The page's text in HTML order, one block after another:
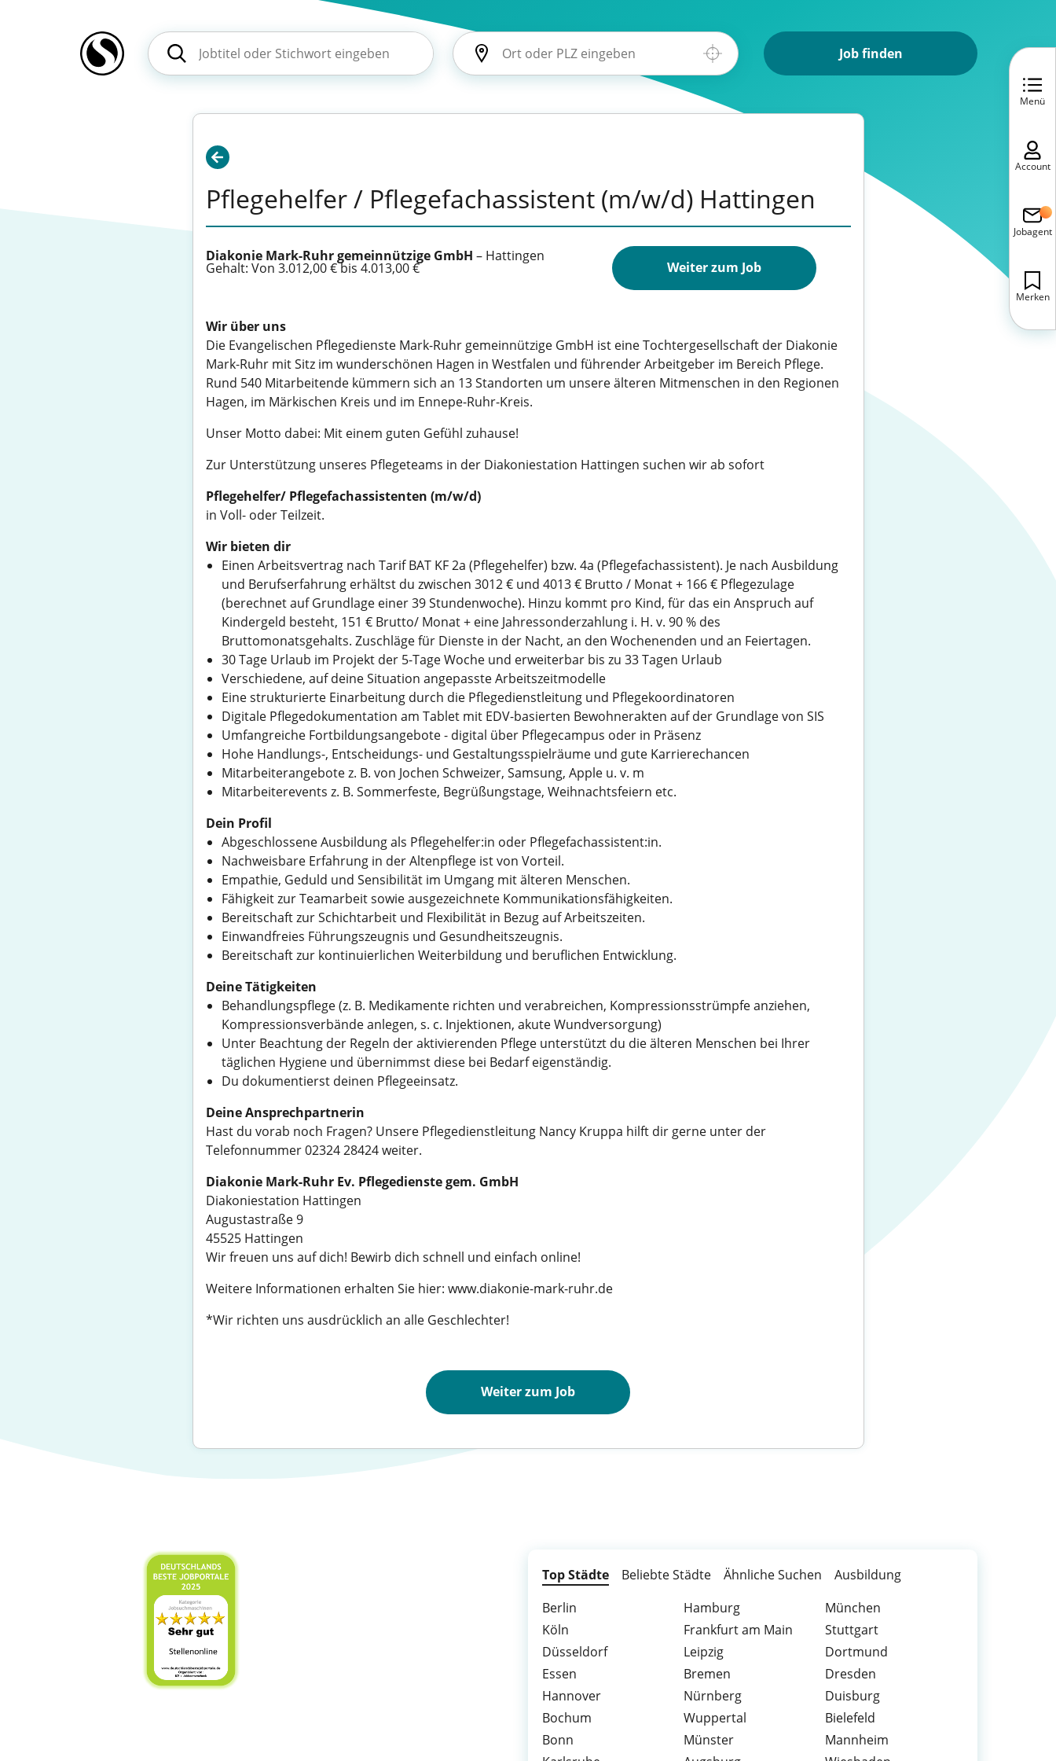
Job finden
Pflegehelfer / Pflegefachassistent (m/w/d) Hattingen
Diakonie Mark-Ruhr gemeinnützige GmbH – Hattingen
Gehalt: Von 3.012,00 € bis 4.013,00 € Weiter zum Job
Wir über uns
Die Evangelischen Pflegedienste Mark-Ruhr gemeinnützige GmbH ist eine Tochtergesellschaft der Diakonie
Mark-Ruhr mit Sitz im wunderschönen Hagen in Westfalen und führender Arbeitgeber im Bereich Pflege.
Rund 540 Mitarbeitende kümmern sich an 13 Standorten um unsere älteren Mitmenschen in den Regionen
Hagen, im Märkischen Kreis und im Ennepe-Ruhr-Kreis.
Unser Motto dabei: Mit einem guten Gefühl zuhause!
Zur Unterstützung unseres Pflegeteams in der Diakoniestation Hattingen suchen wir ab sofort
Pflegehelfer/ Pflegefachassistenten (m/w/d)
in Voll- oder Teilzeit.
Wir bieten dir
Einen Arbeitsvertrag nach Tarif BAT KF 2a (Pflegehelfer) bzw. 4a (Pflegefachassistent). Je nach Ausbildung
und Berufserfahrung erhältst du zwischen 3012 € und 4013 € Brutto / Monat + 166 € Pflegezulage
(berechnet auf Grundlage einer 39 Stundenwoche). Hinzu kommt pro Kind, für das ein Anspruch auf
Kindergeld besteht, 151 € Brutto/ Monat + eine Jahressonderzahlung i. H. v. 90 % des
Bruttomonatsgehalts. Zuschläge für Dienste in der Nacht, an den Wochenenden und an Feiertagen.
30 Tage Urlaub im Projekt der 5-Tage Woche und erweiterbar bis zu 33 Tagen Urlaub
Verschiedene, auf deine Situation angepasste Arbeitszeitmodelle
Eine strukturierte Einarbeitung durch die Pflegedienstleitung und Pflegekoordinatoren
Digitale Pflegedokumentation am Tablet mit EDV-basierten Bewohnerakten auf der Grundlage von SIS
Umfangreiche Fortbildungsangebote - digital über Pflegecampus oder in Präsenz
Hohe Handlungs-, Entscheidungs- und Gestaltungsspielräume und gute Karrierechancen
Mitarbeiterangebote z. B. von Jochen Schweizer, Samsung, Apple u. v. m
Mitarbeiterevents z. B. Sommerfeste, Begrüßungstage, Weihnachtsfeiern etc.
Dein Profil
Abgeschlossene Ausbildung als Pflegehelfer:in oder Pflegefachassistent:in.
Nachweisbare Erfahrung in der Altenpflege ist von Vorteil.
Empathie, Geduld und Sensibilität im Umgang mit älteren Menschen.
Fähigkeit zur Teamarbeit sowie ausgezeichnete Kommunikationsfähigkeiten.
Bereitschaft zur Schichtarbeit und Flexibilität in Bezug auf Arbeitszeiten.
Einwandfreies Führungszeugnis und Gesundheitszeugnis.
Bereitschaft zur kontinuierlichen Weiterbildung und beruflichen Entwicklung.
Deine Tätigkeiten
Behandlungspflege (z. B. Medikamente richten und verabreichen, Kompressionsstrümpfe anziehen,
Kompressionsverbände anlegen, s. c. Injektionen, akute Wundversorgung)
Unter Beachtung der Regeln der aktivierenden Pflege unterstützt du die älteren Menschen bei Ihrer
täglichen Hygiene und übernimmst diese bei Bedarf eigenständig.
Du dokumentierst deinen Pflegeeinsatz.
Deine Ansprechpartnerin
Hast du vorab noch Fragen? Unsere Pflegedienstleitung Nancy Kruppa hilft dir gerne unter der
Telefonnummer 02324 28424 weiter.
Diakonie Mark-Ruhr Ev. Pflegedienste gem. GmbH
Diakoniestation Hattingen
Augustastraße 9
45525 Hattingen
Wir freuen uns auf dich! Bewirb dich schnell und einfach online!
Weitere Informationen erhalten Sie hier: www.diakonie-mark-ruhr.de
*Wir richten uns ausdrücklich an alle Geschlechter!
Weiter zum Job
Menü
Account
Jobagent
Merken
Top Städte Beliebte Städte Ähnliche Suchen
Ausbildung
Berlin
Hamburg
München
Köln
Frankfurt am Main
Stuttgart
Düsseldorf
Leipzig
Dortmund
Essen
Bremen
Dresden
Hannover
Nürnberg
Duisburg
Bochum
Wuppertal
Bielefeld
Bonn
Münster
Mannheim